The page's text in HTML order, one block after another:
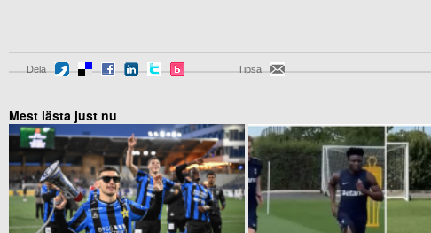
Dela Tipsa
Mest lästa just nu